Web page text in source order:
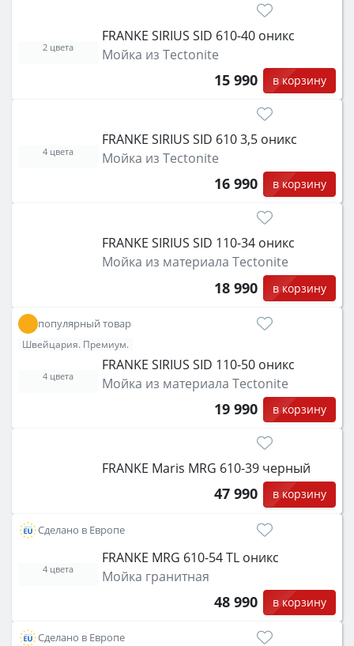
затем смотрите на объём 50–70 л для семьи,
функции (конвекция, гриль, самоочистка,
защита от детей).
FRANKE SIRIUS SID 610-40 оникс
Мойка из Tectonite
15 990 в корзину
2 цвета
FRANKE SIRIUS SID 610 3,5 оникс
Мойка из Tectonite
16 990 в корзину
4 цвета
FRANKE SIRIUS SID 110-34 оникс
Мойка из материала Tectonite
18 990 в корзину
популярный товар
Швейцария. Премиум.
FRANKE SIRIUS SID 110-50 оникс
Мойка из материала Tectonite
19 990 в корзину
4 цвета
FRANKE Maris MRG 610-39 черный
47 990 в корзину
Сделано в Европе
FRANKE MRG 610-54 TL оникс
Мойка гранитная
48 990 в корзину
4 цвета
Сделано в Европе